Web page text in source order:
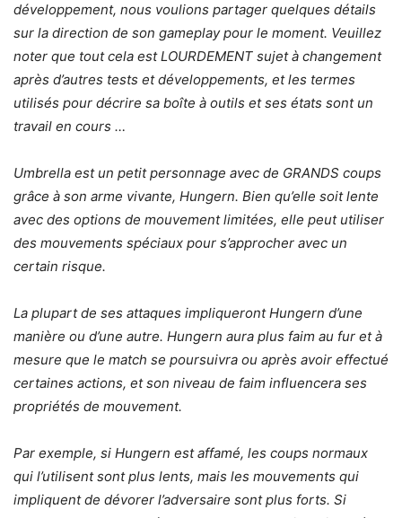
développement, nous voulions partager quelques détails
sur la direction de son gameplay pour le moment. Veuillez
noter que tout cela est LOURDEMENT sujet à changement
après d’autres tests et développements, et les termes
utilisés pour décrire sa boîte à outils et ses états sont un
travail en cours …
Umbrella est un petit personnage avec de GRANDS coups
grâce à son arme vivante, Hungern. Bien qu’elle soit lente
avec des options de mouvement limitées, elle peut utiliser
des mouvements spéciaux pour s’approcher avec un
certain risque.
La plupart de ses attaques impliqueront Hungern d’une
manière ou d’une autre. Hungern aura plus faim au fur et à
mesure que le match se poursuivra ou après avoir effectué
certaines actions, et son niveau de faim influencera ses
propriétés de mouvement.
Par exemple, si Hungern est affamé, les coups normaux
qui l’utilisent sont plus lents, mais les mouvements qui
impliquent de dévorer l’adversaire sont plus forts. Si